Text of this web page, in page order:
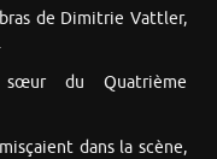
de Dimitrie Vattler,
du Quatrième
dans la scène,